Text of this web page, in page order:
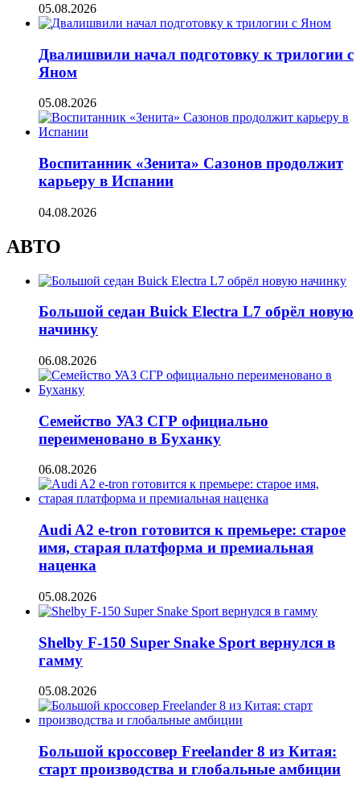
05.08.2026
Двалишвили начал подготовку к трилогии с
Яном
05.08.2026
Воспитанник «Зенита» Сазонов продолжит
карьеру в Испании
04.08.2026
АВТО
Большой седан Buick Electra L7 обрёл новую
начинку
06.08.2026
Семейство УАЗ СГР официально
переименовано в Буханку
06.08.2026
Audi A2 e-tron готовится к премьере: старое
имя, старая платформа и премиальная
наценка
05.08.2026
Shelby F-150 Super Snake Sport вернулся в
гамму
05.08.2026
Большой кроссовер Freelander 8 из Китая:
старт производства и глобальные амбиции